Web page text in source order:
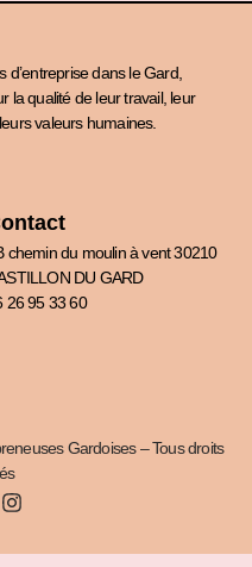
dans le Gard,
la qualité de leur travail, leur
valeurs humaines.
chemin du moulin à vent 30210
DU GARD
26 95 33 60
Gardoises – Tous droits